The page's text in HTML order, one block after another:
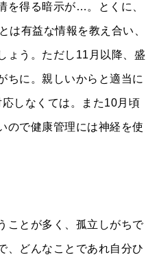
を得る暗示が…。とくに、
は有益な情報を教え合い、
ょう。ただし11月以降、盛
ちに。親しいからと適当に
しなくては。また10月頃
ので健康管理には神経を使
ことが多く、孤立しがちで
、どんなことであれ自分ひ